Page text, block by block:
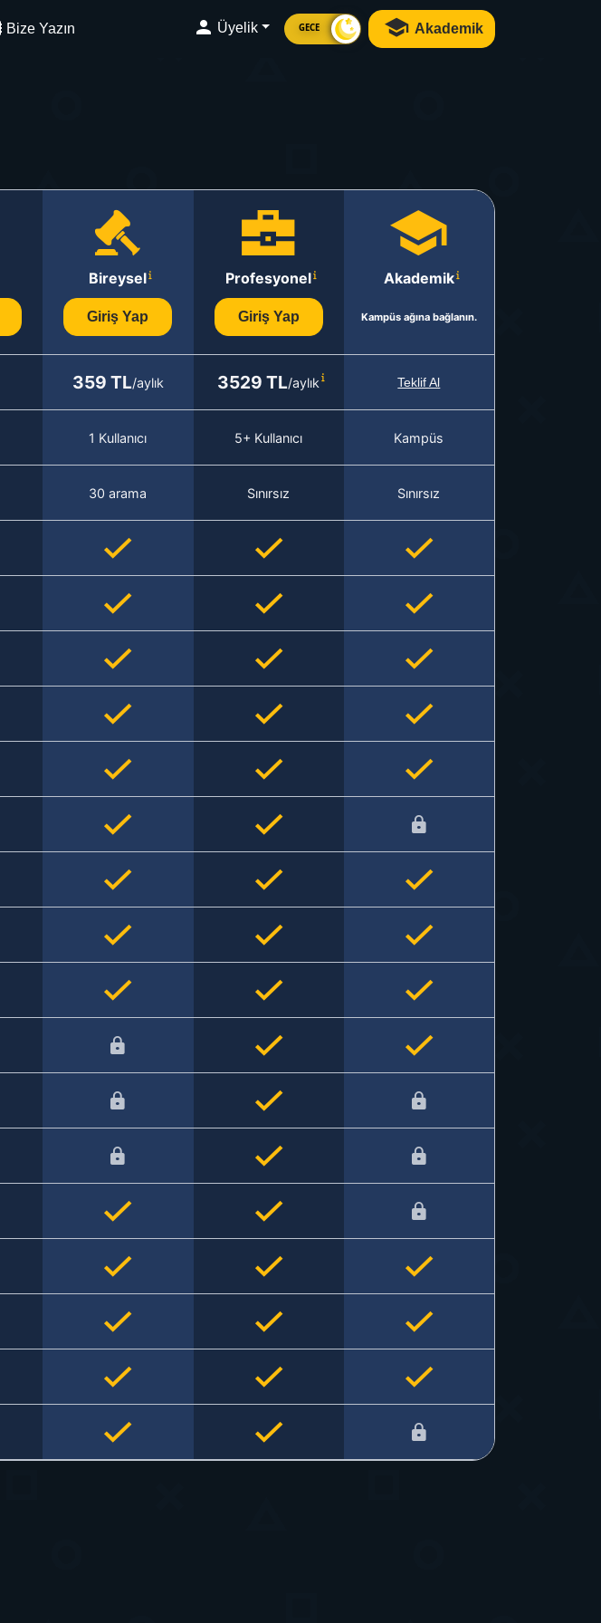
Bize Yazın Üyelik GECE Akademik
Bireysel
Giriş Yap
Profesyonel
Giriş Yap
Akademik
Kampüs ağına bağlanın.
359 TL/aylık 3529 TL/aylık Teklif Al
1 Kullanıcı 5+ Kullanıcı Kampüs
30 arama Sınırsız Sınırsız